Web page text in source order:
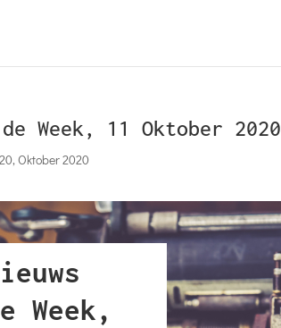
Week, 11 Oktober 2020
,Oktober 2020
Week,